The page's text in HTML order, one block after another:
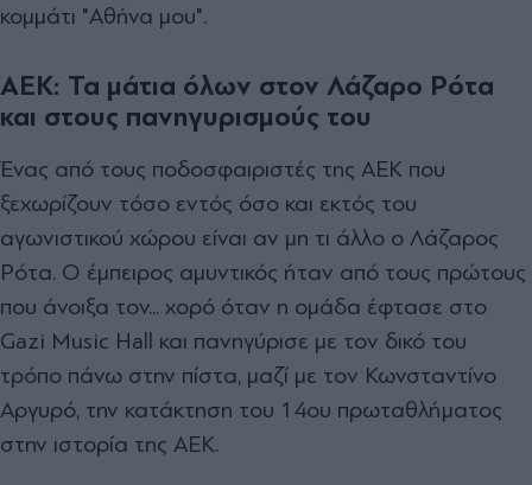
κομμάτι "Αθήνα μου".
ΑΕΚ: Τα μάτια όλων στον Λάζαρο Ρότα
και στους πανηγυρισμούς του
Ένας από τους ποδοσφαιριστές της ΑΕΚ που
ξεχωρίζουν τόσο εντός όσο και εκτός του
αγωνιστικού χώρου είναι αν μη τι άλλο ο Λάζαρος
Ρότα. Ο έμπειρος αμυντικός ήταν από τους πρώτους
που άνοιξα τον... χορό όταν η ομάδα έφτασε στο
Gazi Music Hall και πανηγύρισε με τον δικό του
τρόπο πάνω στην πίστα, μαζί με τον Κωνσταντίνο
Αργυρό, την κατάκτηση του 14ου πρωταθλήματος
στην ιστορία της ΑΕΚ.